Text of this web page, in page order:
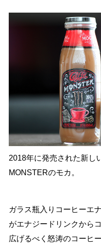
2018年に発売された新し
MONSTERのモカ。
ガラス瓶入りコーヒーエ
がエナジードリンクから
広げるべく怒涛のコーヒ